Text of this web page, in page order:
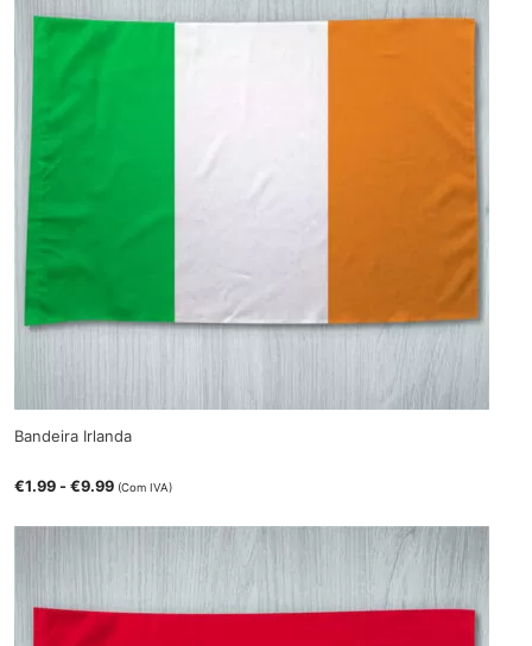
Bandeira Irlanda
€1.99 -€9.99 (Com IVA)